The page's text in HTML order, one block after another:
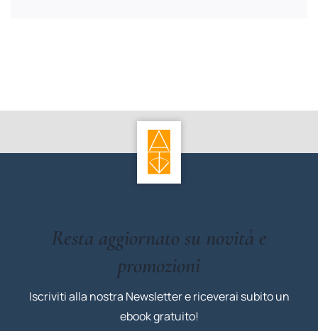
Resta aggiornato su novità e
promozioni
Iscriviti alla nostra Newsletter e riceverai subito un
ebook gratuito!